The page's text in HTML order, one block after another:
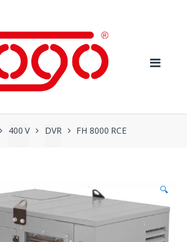
400 V DVR FH 8000 RCE
🔍